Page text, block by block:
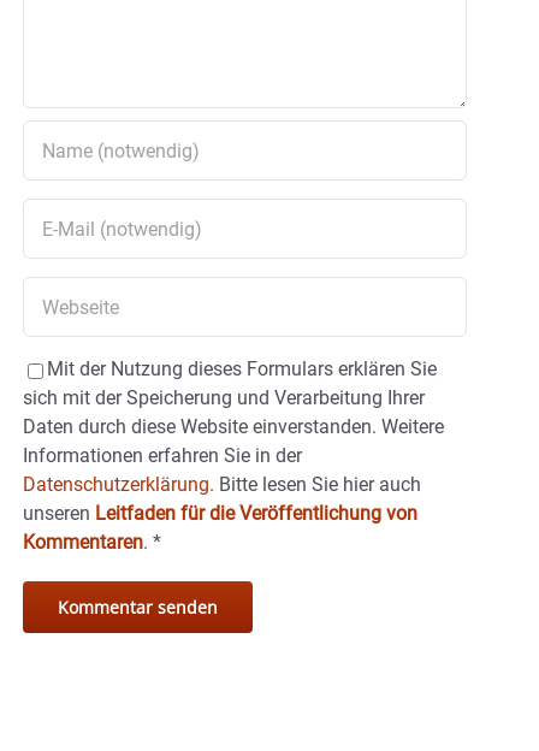
Mit der Nutzung dieses Formulars erklären Sie
sich mit der Speicherung und Verarbeitung Ihrer
Daten durch diese Website einverstanden. Weitere
Informationen erfahren Sie in der
Datenschutzerklärung. Bitte lesen Sie hier auch
unseren Leitfaden für die Veröffentlichung von
Kommentaren. *